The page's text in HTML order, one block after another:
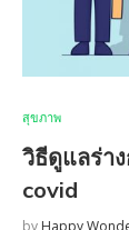
สุขภาพ
วิธีดูแลร่า
covid